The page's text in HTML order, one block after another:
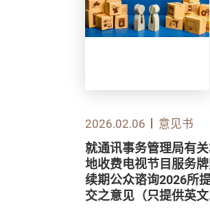
2026.02.06 意见书
就通讯事务管理局有
地收费电视节目服务
续期公众谘询2026所
交之意见（只提供英文